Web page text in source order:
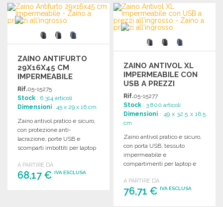
ORDINARE
Richiedi un preventivo
ORDINARE
Richiedi un preventivo
ZAINO ANTIFURTO
29X16X45 CM
IMPERMEABILE
Rif.05-15275
Stock : 6 314 articoli
Dimensioni : 45 x 29 x 16 cm
Zaino antivol pratico e sicuro,
con protezione anti-
lacrazione, porte USB e
scomparti imbottiti per laptop
A PARTIRE DA
68,17 € IVA ESCLUSA
ZAINO ANTIVOL XL
IMPERMEABILE CON
USB A PREZZI
ALL'INGROSSO
Rif.05-15277
Stock : 3 800 articoli
Dimensioni : 49 x 32.5 x 16.5
cm
Zaino antivol pratico e sicuro,
con porta USB, tessuto
impermeabile e
compartimenti per laptop e
x 49 cm.
A PARTIRE DA
76,71 €IVA ESCLUSA